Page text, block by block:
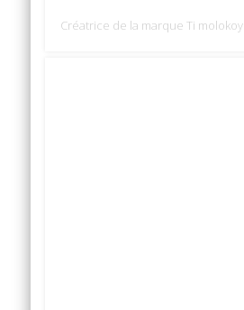
Créatrice de la marque Ti molokoy